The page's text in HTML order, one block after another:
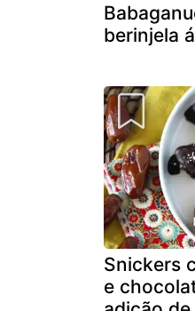
berinjela
Snickers
e